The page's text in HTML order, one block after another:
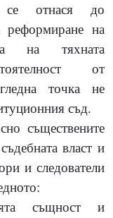
се отнася до
реформиране на
на тяхната
от
точка не
съд.
съществените
власт и
и следователи
същност и